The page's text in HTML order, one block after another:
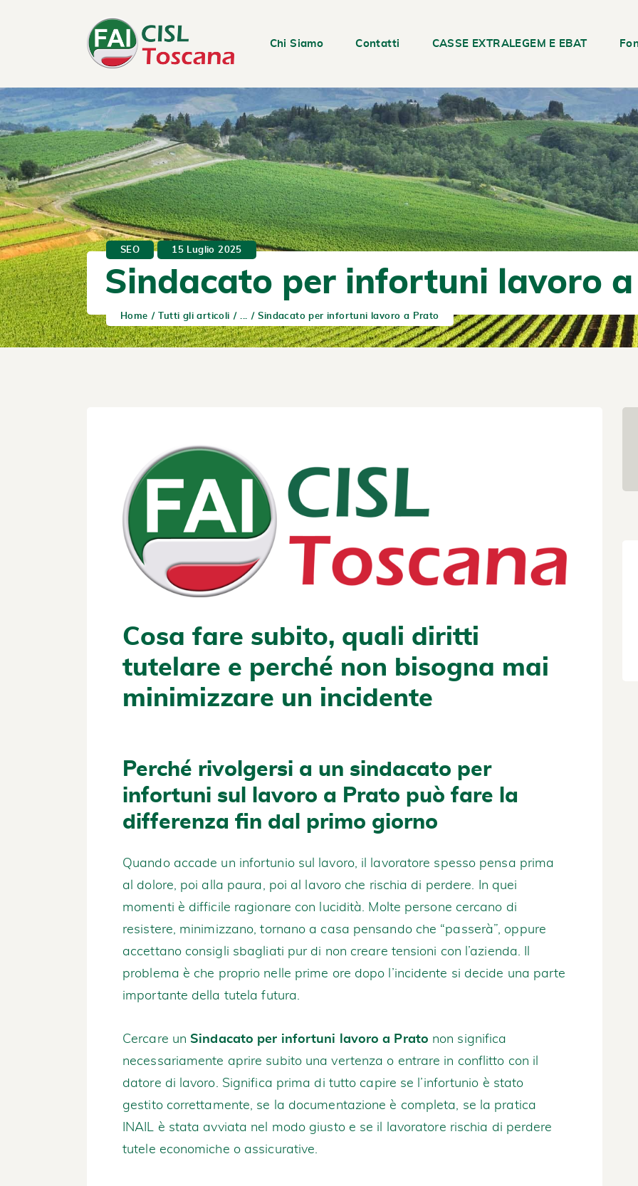
Chi Siamo Contatti CASSE EXTRALEGEM E EBAT
SEO 15 Luglio 2025
Sindacato per infortuni lavoro
Home Tutti gli articoli ... Sindacato per infortuni lavoro a Prato
Cosa fare subito, quali diritti
tutelare e perché non bisogna mai
minimizzare un incidente
Perché rivolgersi a un sindacato per
infortuni sul lavoro a Prato può fare la
differenza fin dal primo giorno
Quando accade un infortunio sul lavoro, il lavoratore spesso pensa prima
al dolore, poi alla paura, poi al lavoro che rischia di perdere. In quei
momenti è difficile ragionare con lucidità. Molte persone cercano di
resistere, minimizzano, tornano a casa pensando che “passerà”, oppure
accettano consigli sbagliati pur di non creare tensioni con l’azienda. Il
problema è che proprio nelle prime ore dopo l’incidente si decide una parte
importante della tutela futura.
Cercare un Sindacato per infortuni lavoro a Prato non significa
necessariamente aprire subito una vertenza o entrare in conflitto con il
datore di lavoro. Significa prima di tutto capire se l’infortunio è stato
gestito correttamente, se la documentazione è completa, se la pratica
INAIL è stata avviata nel modo giusto e se il lavoratore rischia di perdere
tutele economiche o assicurative.